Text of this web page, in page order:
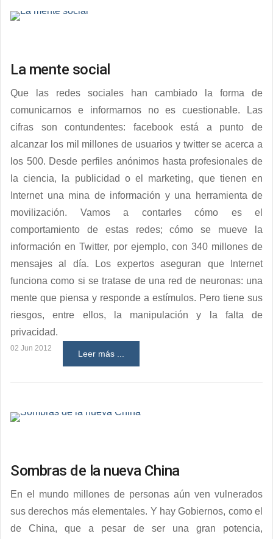
La mente social
Que las redes sociales han cambiado la forma de
comunicarnos e informarnos no es cuestionable. Las
cifras son contundentes: facebook está a punto de
alcanzar los mil millones de usuarios y twitter se acerca a
los 500. Desde perfiles anónimos hasta profesionales de
la ciencia, la publicidad o el marketing, que tienen en
Internet una mina de información y una herramienta de
movilización. Vamos a contarles cómo es el
comportamiento de estas redes; cómo se mueve la
información en Twitter, por ejemplo, con 340 millones de
mensajes al día. Los expertos aseguran que Internet
funciona como si se tratase de una red de neuronas: una
mente que piensa y responde a estímulos. Pero tiene sus
riesgos, entre ellos, la manipulación y la falta de
privacidad.
02 Jun 2012
Leer más ...
Sombras de la nueva China
En el mundo millones de personas aún ven vulnerados
sus derechos más elementales. Y hay Gobiernos, como el
de China, que a pesar de ser una gran potencia,